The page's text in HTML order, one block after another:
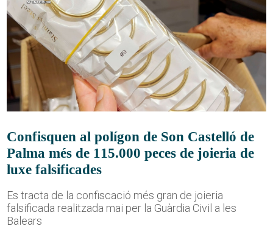
Confisquen al polígon de Son Castelló de
Palma més de 115.000 peces de joieria de
luxe falsificades
Es tracta de la confiscació més gran de joieria
falsificada realitzada mai per la Guàrdia Civil a les
Balears